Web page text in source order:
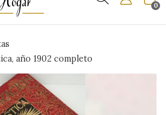
Buscar 0
año 1902 completo